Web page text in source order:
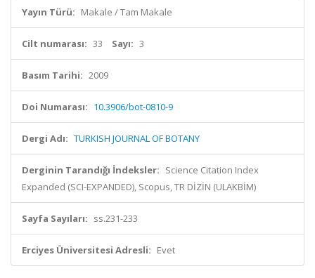
Yayın Türü: Makale / Tam Makale
Cilt numarası: 33 Sayı: 3
Basım Tarihi: 2009
Doi Numarası: 10.3906/bot-0810-9
Dergi Adı: TURKISH JOURNAL OF BOTANY
Derginin Tarandığı İndeksler: Science Citation Index
Expanded (SCI-EXPANDED), Scopus, TR DİZİN (ULAKBİM)
Sayfa Sayıları: ss.231-233
Erciyes Üniversitesi Adresli: Evet